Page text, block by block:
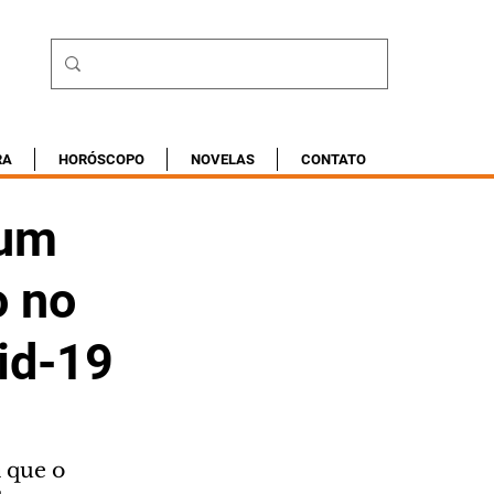
HORÓSCOPO NOVELAS CONTATO
no
19
o